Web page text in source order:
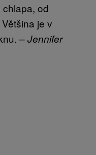
od
je v
– Jennifer